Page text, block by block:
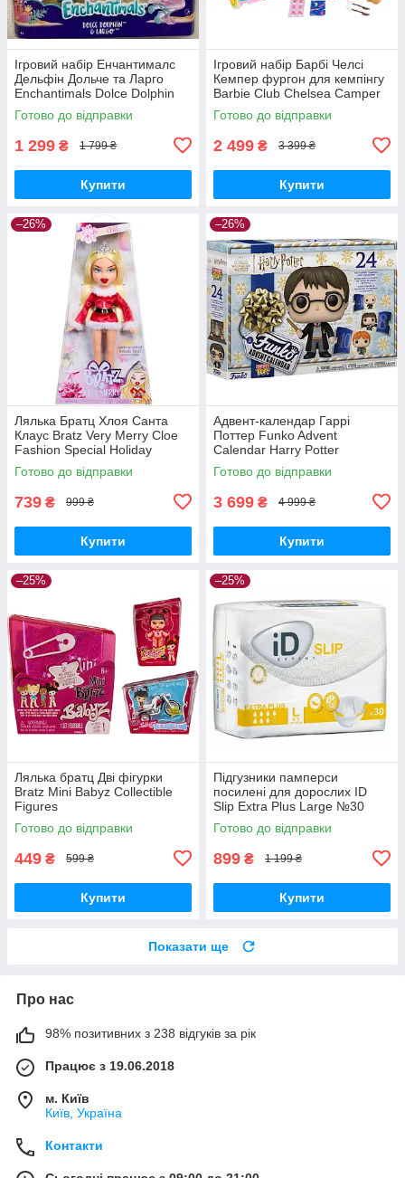
Ігровий набір Енчантималс
Дельфін Дольче та Ларго
Enchantimals Dolce Dolphin
Largo FKV55
Готово до відправки
1 299 ₴ 1 799 ₴
Купити
Ігровий набір Барбі Челсі
Кемпер фургон для кемпінгу
Barbie Club Chelsea Camper
Готово до відправки
2 499 ₴ 3 399 ₴
Купити
–26%
Лялька Братц Хлоя Санта
Клаус Bratz Very Merry Cloe
Fashion Special Holiday
Готово до відправки
739 ₴ 999 ₴
Купити
–26%
Адвент-календар Гаррі
Поттер Funko Advent
Calendar Harry Potter
Готово до відправки
3 699 ₴ 4 999 ₴
Купити
–25%
Лялька братц Дві фігурки
Bratz Mini Babyz Collectible
Figures
Готово до відправки
449 ₴ 599 ₴
Купити
–25%
Підгузники памперси
посилені для дорослих ID
Slip Extra Plus Large №30
розмір L 115см-155 см
Готово до відправки
899 ₴ 1 199 ₴
Купити
Показати ще
Про нас
98% позитивних з 238 відгуків за рік
Працює з 19.06.2018
м. Київ
Київ, Україна
Контакти